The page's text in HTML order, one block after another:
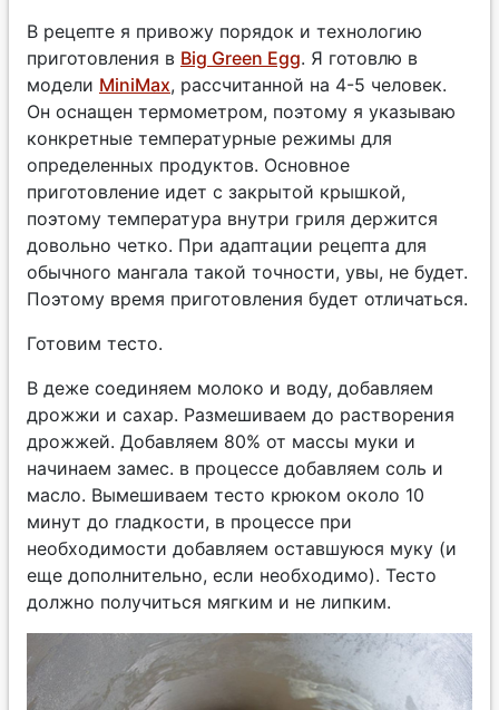
В рецепте я привожу порядок и технологию
приготовления в Big Green Egg. Я готовлю в
модели MiniMax, рассчитанной на 4-5 человек.
Он оснащен термометром, поэтому я указываю
конкретные температурные режимы для
определенных продуктов. Основное
приготовление идет с закрытой крышкой,
поэтому температура внутри гриля держится
довольно четко. При адаптации рецепта для
обычного мангала такой точности, увы, не будет.
Поэтому время приготовления будет отличаться.
Готовим тесто.
В деже соединяем молоко и воду, добавляем
дрожжи и сахар. Размешиваем до растворения
дрожжей. Добавляем 80% от массы муки и
начинаем замес. в процессе добавляем соль и
масло. Вымешиваем тесто крюком около 10
минут до гладкости, в процессе при
необходимости добавляем оставшуюся муку (и
еще дополнительно, если необходимо). Тесто
должно получиться мягким и не липким.